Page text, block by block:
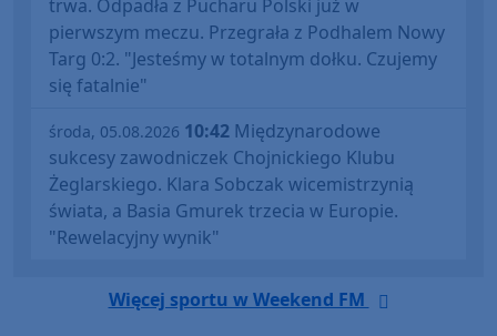
trwa. Odpadła z Pucharu Polski już w
pierwszym meczu. Przegrała z Podhalem Nowy
Targ 0:2. "Jesteśmy w totalnym dołku. Czujemy
się fatalnie"
środa, 05.08.2026 10:42 Międzynarodowe
sukcesy zawodniczek Chojnickiego Klubu
Żeglarskiego. Klara Sobczak wicemistrzynią
świata, a Basia Gmurek trzecia w Europie.
"Rewelacyjny wynik"
Więcej sportu w Weekend FM